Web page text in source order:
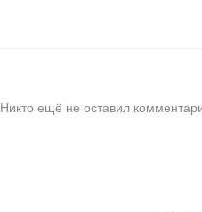
Никто ещё не оставил